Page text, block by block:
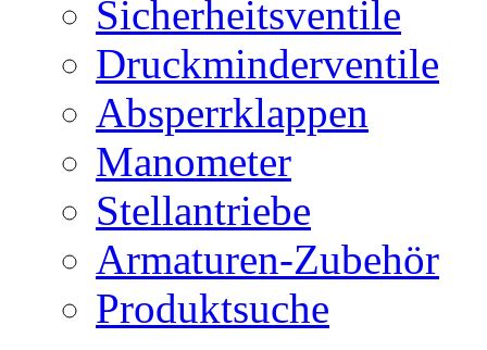
Sicherheitsventile
Druckminderventile
Absperrklappen
Manometer
Stellantriebe
Armaturen-Zubehör
Produktsuche